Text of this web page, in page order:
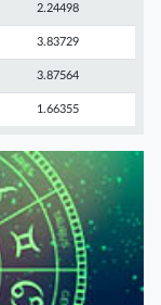
2.24498
3.83729
3.87564
1.66355